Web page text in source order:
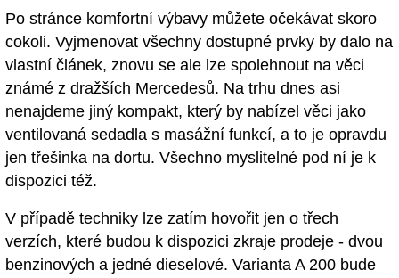
Po stránce komfortní výbavy můžete očekávat skoro
cokoli. Vyjmenovat všechny dostupné prvky by dalo na
vlastní článek, znovu se ale lze spolehnout na věci
známé z dražších Mercedesů. Na trhu dnes asi
nenajdeme jiný kompakt, který by nabízel věci jako
ventilovaná sedadla s masážní funkcí, a to je opravdu
jen třešinka na dortu. Všechno myslitelné pod ní je k
dispozici též.
V případě techniky lze zatím hovořit jen o třech
verzích, které budou k dispozici zkraje prodeje - dvou
benzinových a jedné dieselové. Varianta A 200 bude